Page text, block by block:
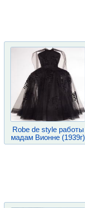
Robe de style работы
мадам Вионне (1939г)